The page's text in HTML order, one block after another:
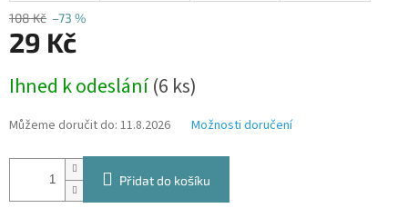
108 Kč –73 %
29 Kč
cena:
Ihned k odeslání(6 ks)
Můžeme doručit do: 11.8.2026 Možnosti doručení
Přidat do košíku